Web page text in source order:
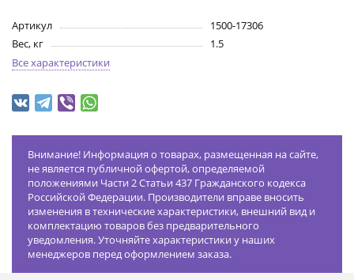
Артикул
1500-17306
Вес, кг
1.5
Все характеристики
Внимание! Информация о товарах, размещенная на сайте,
не является публичной офертой, определяемой
положениями Части 2 Статьи 437 Гражданского кодекса
Российской Федерации. Производители вправе вносить
изменения в технические характеристики, внешний вид и
комплектацию товаров без предварительного
уведомления. Уточняйте характеристики у наших
менеджеров перед оформлением заказа.